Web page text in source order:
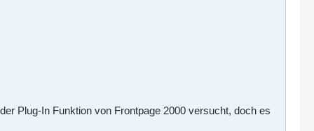
Plug-In Funktion von Frontpage 2000 versucht, doch es